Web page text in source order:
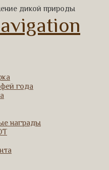
дикой природы
года
награды